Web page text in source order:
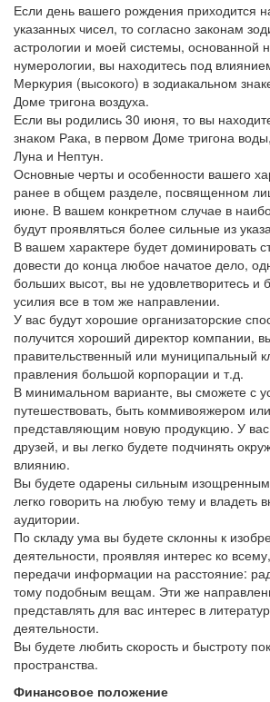
Если день вашего рождения приходится
указанных чисел, то согласно законам
астрологии и моей системы, основанной
нумерологии, вы находитесь под
Меркурия (высокого) в зодиакальном
Доме тригона воздуха.
Если вы родились 30 июня, то вы
знаком Рака, в первом Доме тригона
Луна и Нептун.
Основные черты и особенности вашего
ранее в общем разделе, посвященном
июне. В вашем конкретном случае в
будут проявляться более сильные из
В вашем характере будет доминировать
довести до конца любое начатое дело,
больших высот, вы не удовлетворитесь и
усилия все в том же направлении.
У вас будут хорошие организаторские
получится хороший директор компании,
правительственный или муниципальный
правления большой корпорации и т.д.
В минимальном варианте, вы сможете с
путешествовать, быть коммивояжером
представляющим новую продукцию. У вас
друзей, и вы легко будете подчинять
влиянию.
Вы будете одарены сильным
легко говорить на любую тему и владеть
аудитории.
По складу ума вы будете склонны к
деятельности, проявляя интерес ко
передачи информации на расстояние:
тому подобным вещам. Эти же
представлять для вас интерес в
деятельности.
Вы будете любить скорость и быстроту
пространства.
Финансовое положение